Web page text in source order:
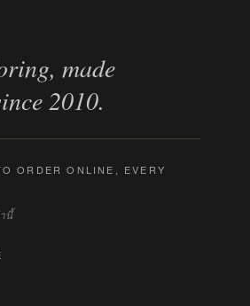
made
2010.
ORDER ONLINE, EVERY
นี้